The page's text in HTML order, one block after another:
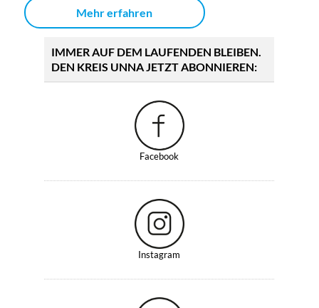
Mehr erfahren
IMMER AUF DEM LAUFENDEN BLEIBEN.
DEN KREIS UNNA JETZT ABONNIEREN:
Facebook
Instagram